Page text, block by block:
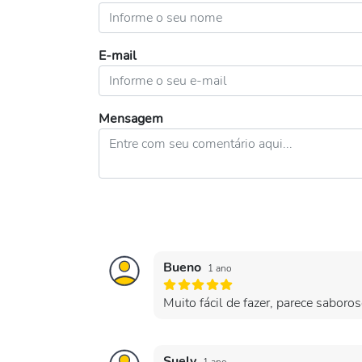
E-mail
Mensagem
Bueno 1 ano
Muito fácil de fazer, parece